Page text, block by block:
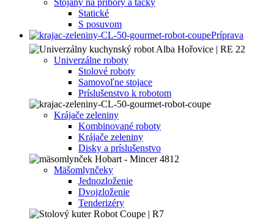
Stojany na príbory a tácky
Statické
S posuvom
Príprava
Univerzálne roboty
Stolové roboty
Samovoľne stojace
Príslušenstvo k robotom
Krájače zeleniny
Kombinované roboty
Krájače zeleniny
Disky a príslušenstvo
Mäšomlynčeky
Jednozloženie
Dvojzloženie
Tenderizéry